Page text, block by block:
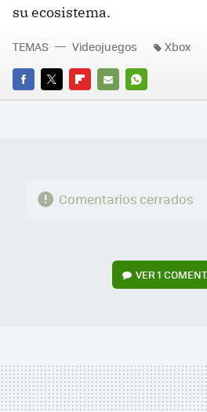
su ecosistema.
FACEBOOK
TWITTERFLIPBOARD
E-
WHATSAPP
TEMAS Videojuegos Xbox
Comentarios cerrados
VER1